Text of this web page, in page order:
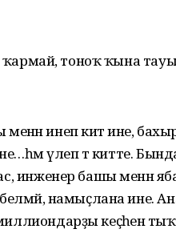
ҡармай, тоноҡ ҡына
менән инеп китә ине,
үлеп тә китте.
инженер башы менән
намыҫлана ине.
кеҫәһенә